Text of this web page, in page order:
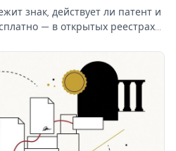
знак, действует ли патент и
— в открытых реестрах
от платного поиска и что в